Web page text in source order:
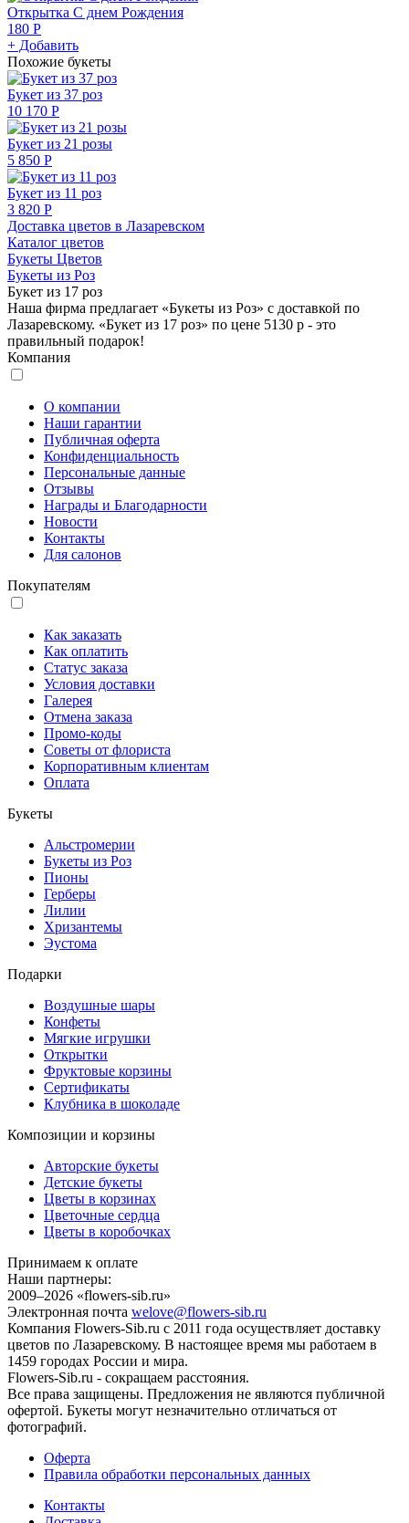
Открытка С днем Рождения
180 Р
+ Добавить
Похожие букеты
Букет из 37 роз
10 170 Р
Букет из 21 розы
5 850 Р
Букет из 11 роз
3 820 Р
Доставка цветов в Лазаревском
Каталог цветов
Букеты Цветов
Букеты из Роз
Букет из 17 роз
Наша фирма предлагает «Букеты из Роз» с доставкой по
Лазаревскому. «Букет из 17 роз» по цене 5130 р - это
правильный подарок!
Компания
О компании
Наши гарантии
Публичная оферта
Конфиденциальность
Персональные данные
Отзывы
Награды и Благодарности
Новости
Контакты
Для салонов
Покупателям
Как заказать
Как оплатить
Статус заказа
Условия доставки
Галерея
Отмена заказа
Промо-коды
Советы от флориста
Корпоративным клиентам
Оплата
Букеты
Альстромерии
Букеты из Роз
Пионы
Герберы
Лилии
Хризантемы
Эустома
Подарки
Воздушные шары
Конфеты
Мягкие игрушки
Открытки
Фруктовые корзины
Сертификаты
Клубника в шоколаде
Композиции и корзины
Авторские букеты
Детские букеты
Цветы в корзинах
Цветочные сердца
Цветы в коробочках
Принимаем к оплате
Наши партнеры:
2009–2026 «flowers-sib.ru»
Электронная почта welove@flowers-sib.ru
Компания Flowers-Sib.ru с 2011 года осуществляет доставку
цветов по Лазаревскому. В настоящее время мы работаем в
1459 городах России и мира.
Flowers-Sib.ru - сокращаем расстояния.
Все права защищены. Предложения не являются публичной
офертой. Букеты могут незначительно отличаться от
фотографий.
Оферта
Правила обработки персональных данных
Контакты